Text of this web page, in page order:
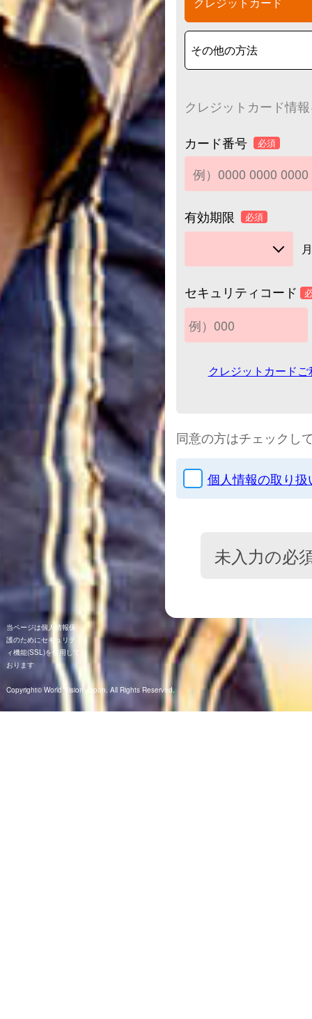
クレジットカード情
カード番号
必須
有効期限 必須
月
セキュリティコード
クレジットカード
同意の方はチェックし
個人情報の取り扱
未入力の必
当ページは個人情報保
護のためにセキュリテ
ィ機能(SSL)を使用して
おります
Copyright© World Vision Japan. All Rights Reserved.